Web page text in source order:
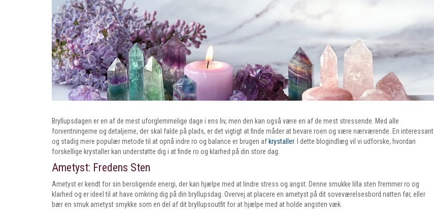
Bryllupsdagen er en af de mest uforglemmelige dage i ens liv, men den kan også være en af de mest stressende. Med alle
forventningerne og detaljerne, der skal falde på plads, er det vigtigt at finde måder at bevare roen og være nærværende. En interessant
og stadig mere populær metode til at opnå indre ro og balance er brugen af krystaller. I dette blogindlæg vil vi udforske, hvordan
forskellige krystaller kan understøtte dig i at finde ro og klarhed på din store dag.
Ametyst: Fredens Sten
Ametyst er kendt for sin beroligende energi, der kan hjælpe med at lindre stress og angst. Denne smukke lilla sten fremmer ro og
klarhed og er ideel til at have omkring dig på din bryllupsdag. Overvej at placere en ametyst på dit soveværelsesbord natten før, eller
bær en smuk ametyst smykke som en del af dit bryllupsoutfit for at hjælpe med at holde angsten væk.